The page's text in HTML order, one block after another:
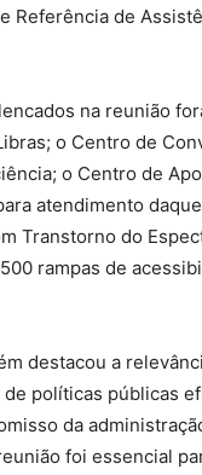
Referência de
na reunião
o Centro de
o Centro de
atendimento
Transtorno do
rampas de
destacou a
políticas públicas
da
foi essencial